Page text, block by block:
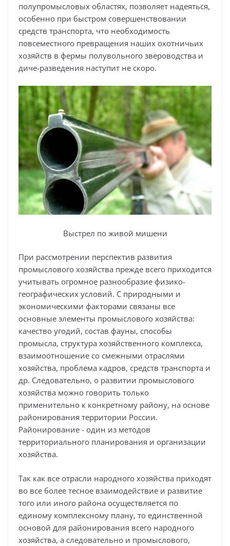
полупромысловых областях, позволяет надеяться,
особенно при быстром совершенствовании
средств транспорта, что необходимость
повсеместного превращения наших охотничьих
хозяйств в фермы полувольного звероводства и
диче-разведения наступит не скоро.
Выстрел по живой мишени
При рассмотрении перспектив развития
промыслового хозяйства прежде всего приходится
учитывать огромное разнообразие физико-
географических условий. С природными и
экономическими факторами связаны все
основные элементы промыслового хозяйства:
качество угодий, состав фауны, способы
промысла, структура хозяйственного комплекса,
взаимоотношение со смежными отраслями
хозяйства, проблема кадров, средств транспорта и
др. Следовательно, о развитии промыслового
хозяйства можно говорить только
применительно к конкретному району, на основе
районирования территории России.
Районирование - один из методов
территориального планирования и организации
хозяйства.
Так как все отрасли народного хозяйства приходят
во все более тесное взаимодействие и развитие
того или иного района осуществляется по
единому комплексному плану, то единственной
основой для районирования всего народного
хозяйства, а следовательно и промыслового,